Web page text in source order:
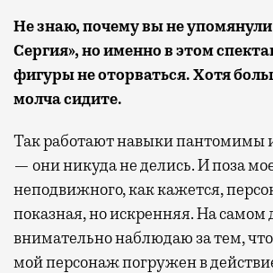
Не знаю, почему вы не
Сергия», но именно в этом
фигуры не оторваться. Хотя
молча сидите.
Так работают навыки пантомимы
— они никуда не делись. И поза
неподвижного, как кажется,
показная, но искренняя. На самом
внимательно наблюдаю за тем,
мой персонаж погружен в